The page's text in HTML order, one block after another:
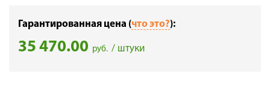
Гарантированная цена (что это?):
35 470.00 руб. / штуки